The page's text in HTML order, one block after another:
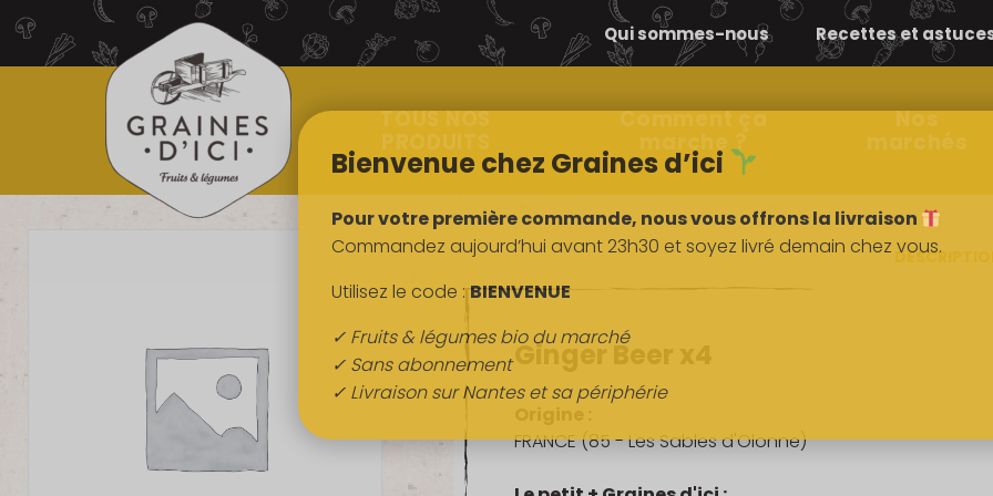
TOUS NOS
PRODUITS
Comment ça
marche ?
Nos
marchés
Qui sommes-nous Recettes et
Ginger Beer x4
FRANCE (85 - Les Sables d'Olonne)
Bienvenue chez Graines d’ici
Pour votre première commande, nous vous offrons la livraison
Commandez aujourd’hui avant 23h30 et soyez livré demain chez vous.
Utilisez le code :BIENVENUE
✓ Fruits & légumes bio du marché
✓ Sans abonnement
✓ Livraison sur Nantes et sa périphérie